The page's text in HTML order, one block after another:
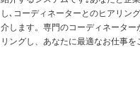
し､コーディネーターとのヒアリン
介します。専門のコーディネータ
リングし、あなたに最適なお仕事を